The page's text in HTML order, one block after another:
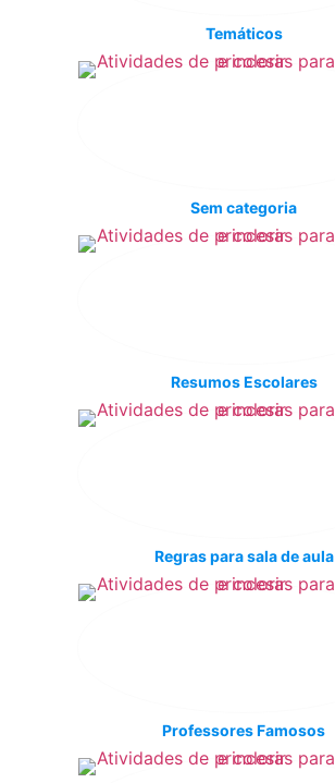
Temáticos
Sem categoria
Resumos Escolares
Regras para sala de aula
Professores Famosos